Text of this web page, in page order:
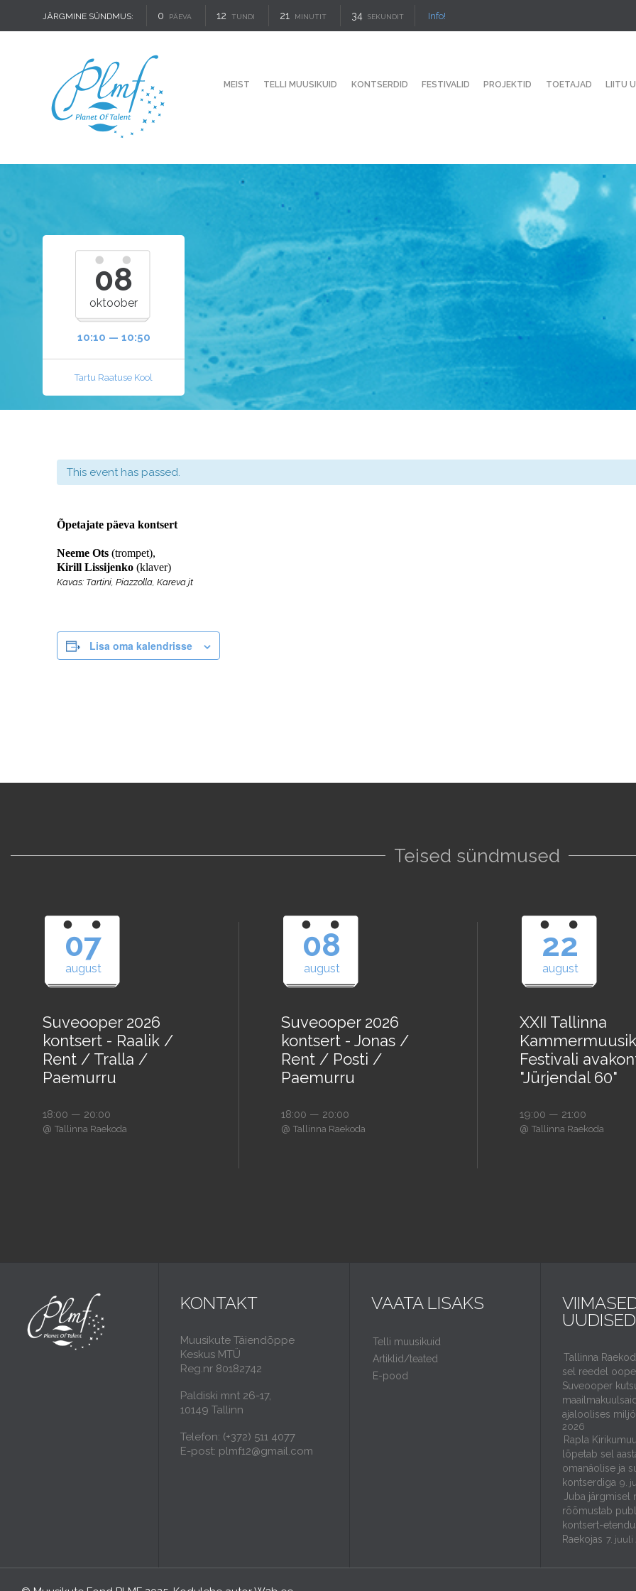
JÄRGMINE SÜNDMUS: 0 PÄEVA 12 TUNDI 21 MINUTIT 34 SEKUNDIT Info!
MEIST TELLI MUUSIKUID KONTSERDID FESTIVALID PROJEKTID TOETAJAD LIITU
08
oktoober
10:10 — 10:50
Tartu Raatuse Kool
This event has passed.
Õpetajate päeva kontsert
Neeme Ots (trompet),
Kirill Lissijenko (klaver)
Kavas: Tartini, Piazzolla, Kareva jt
Lisa oma kalendrisse
Teised sündmused
07
august
Suveooper 2026
kontsert - Raalik /
Rent / Tralla /
Paemurru
18:00 — 20:00
@ Tallinna Raekoda
08
august
Suveooper 2026
kontsert - Jonas /
Rent / Posti /
Paemurru
18:00 — 20:00
@ Tallinna Raekoda
22
august
XXII Tallinna
Festivali
"Jürjendal 60"
19:00 — 21:00
@ Tallinna Raekoda
KONTAKT
Muusikute Täiendõppe
Keskus MTÜ
Reg.nr 80182742
Paldiski mnt 26-17,
10149 Tallinn
Telefon: (+372) 511 4077
E-post: plmf12@gmail.com
VAATA LISAKS
Telli muusikuid
Artiklid/teated
E-pood
UUDISED
Tallinna
sel reedel
Suveooper
ajaloolises
2026
Rapla
lõpetab sel
omanäolise ja
kontserdiga 9.
Juba järgmisel
rõõmustab
kontsert-
Raekojas 7. juuli